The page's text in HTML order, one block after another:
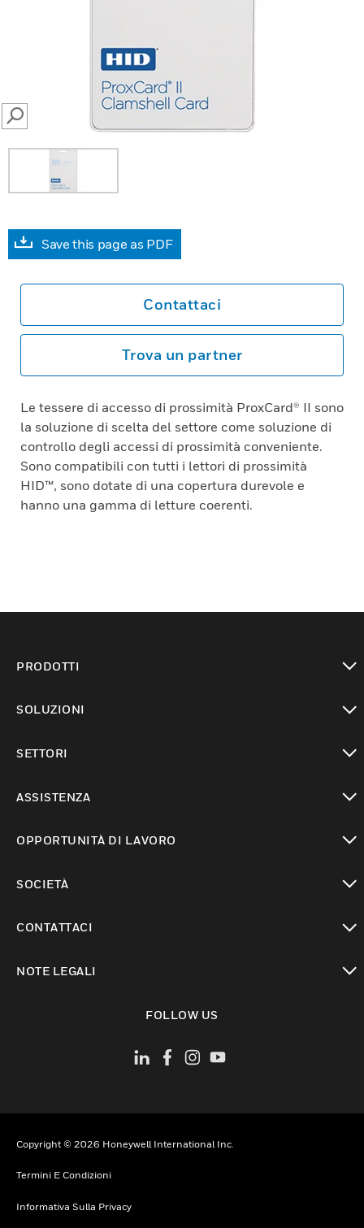
SEARCH
Save this page as PDF
Contattaci
Trova un partner
Le tessere di accesso di prossimità ProxCard® II sono
la soluzione di scelta del settore come soluzione di
controllo degli accessi di prossimità conveniente.
Sono compatibili con tutti i lettori di prossimità
HID™, sono dotate di una copertura durevole e
hanno una gamma di letture coerenti.
PRODOTTI
SOLUZIONI
SETTORI
ASSISTENZA
OPPORTUNITÀ DI LAVORO
SOCIETÀ
CONTATTACI
NOTE LEGALI
FOLLOW US
Copyright © 2026 Honeywell International Inc.
Termini E Condizioni
Informativa Sulla Privacy